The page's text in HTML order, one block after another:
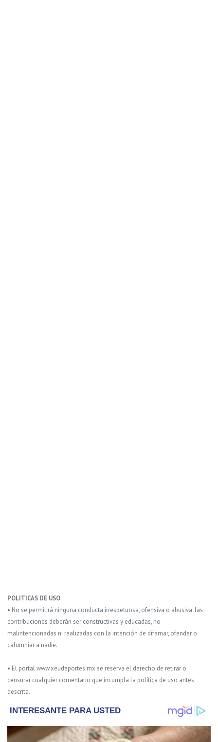
POLITICAS DE USO
• No se permitirá ninguna conducta irrespetuosa, ofensiva o abusiva: las
contribuciones deberán ser constructivas y educadas, no
malintencionadas ni realizadas con la intención de difamar, ofender o
calumniar a nadie.
• El portal www.xeudeportes.mx se reserva el derecho de retirar o
censurar cualquier comentario que incumpla la política de uso antes
descrita.